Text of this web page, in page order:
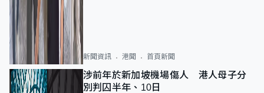
新聞資訊 港聞 首頁新聞
涉前年於新加坡機場傷人 港人母子分
別判囚半年、10日